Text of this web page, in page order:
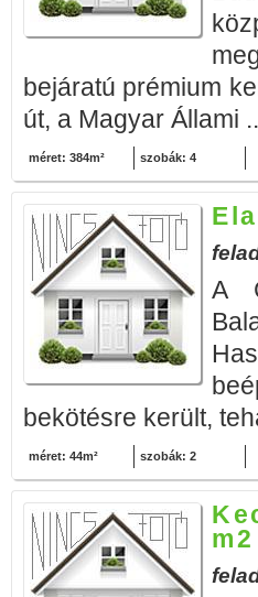
bejáratú prémium
út, a Magyar Állami
méret: 384m² szobák: 4
A
bekötésre került,
méret: 44m² szobák: 2